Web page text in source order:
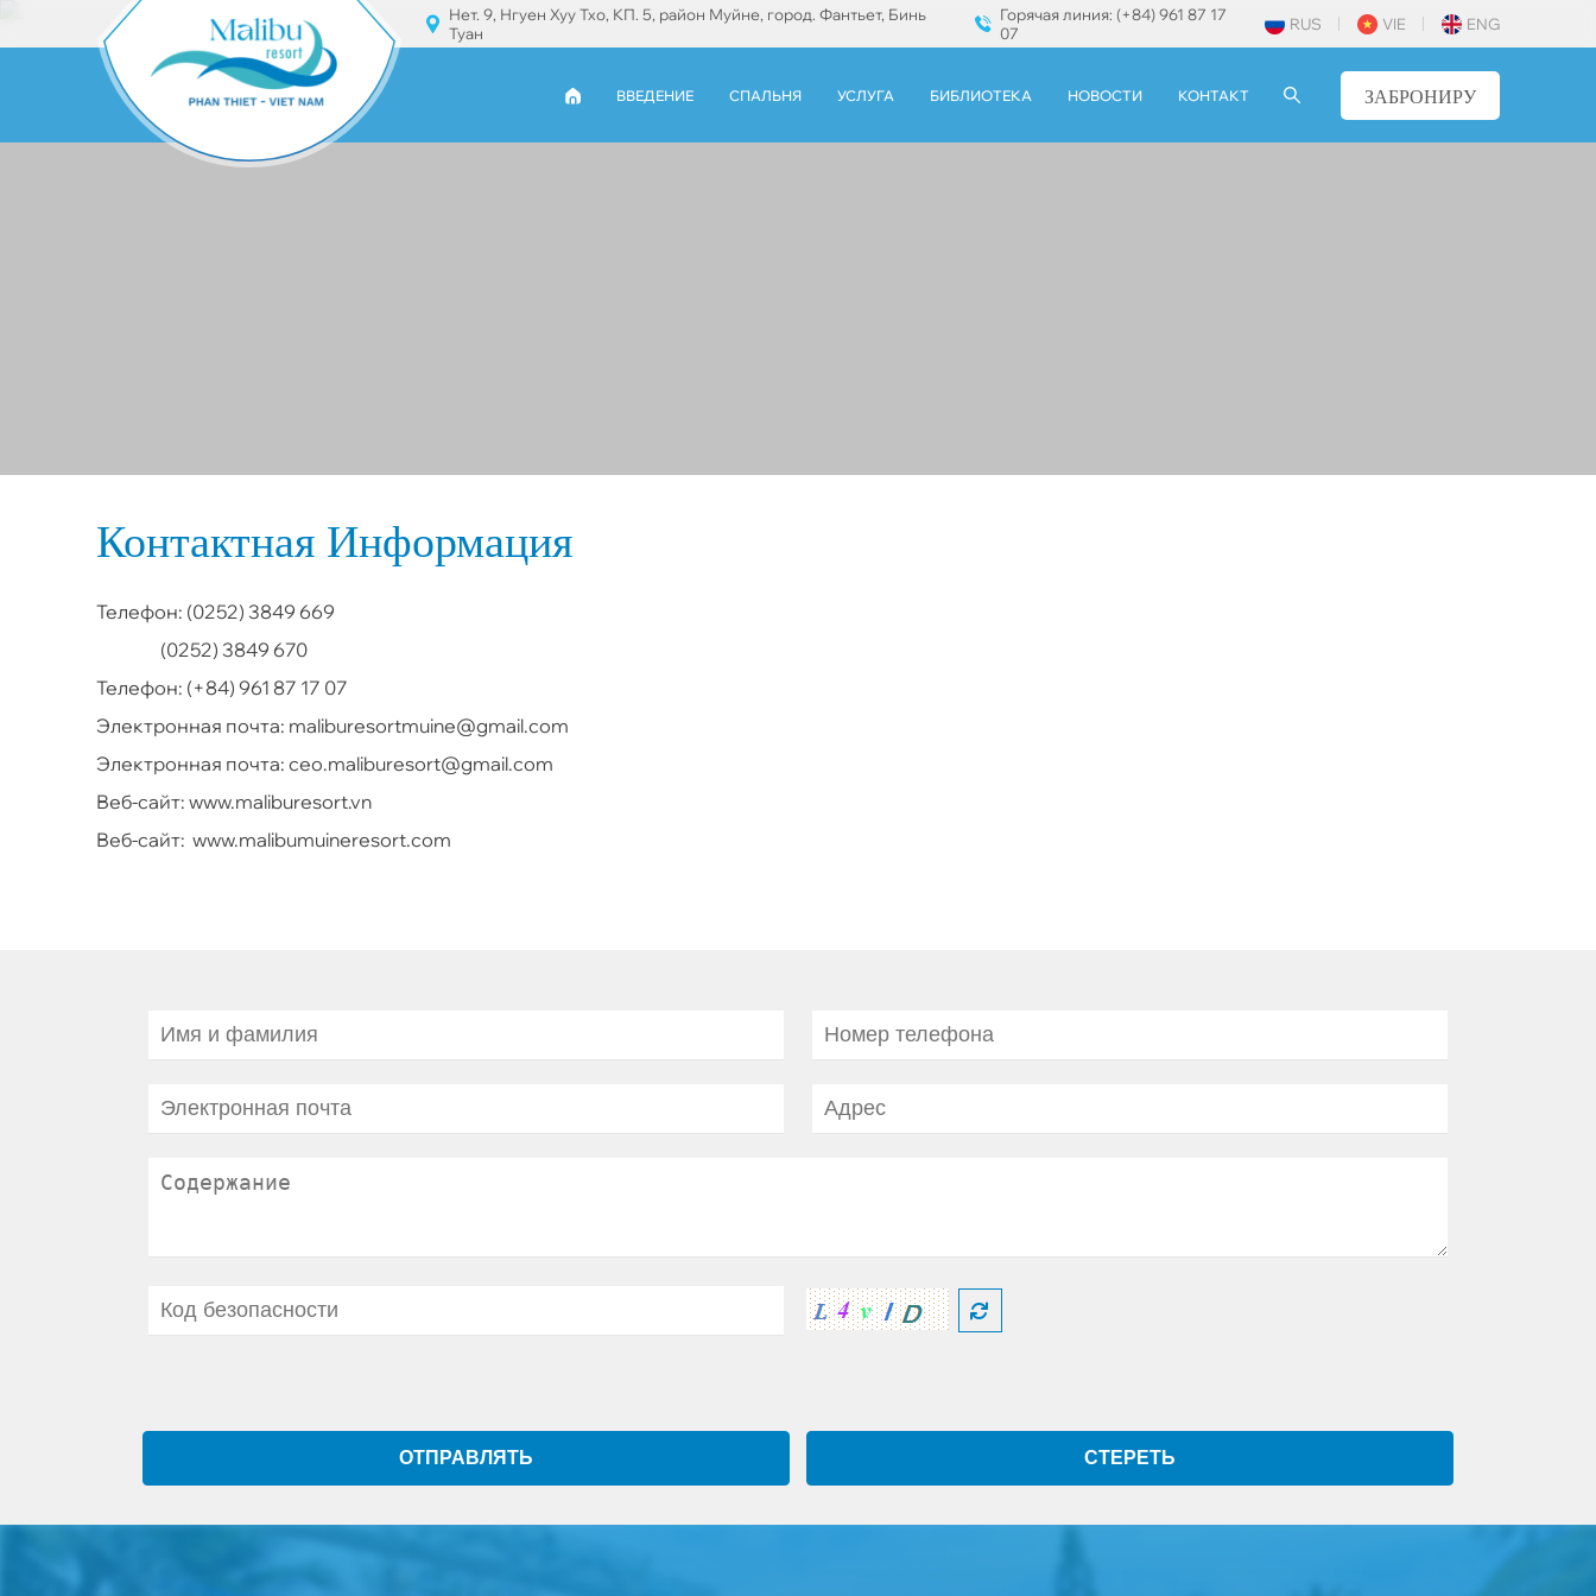
Нет. 9, Нгуен Хуу Тхо, КП. 5, район Муйне, город. Фантьет, Бинь
Туан
Горячая линия: (+84) 961 87 17
07
RUS VIE ENG
ВВЕДЕНИЕ СПАЛЬНЯ УСЛУГА БИБЛИОТЕКА НОВОСТИ КОНТАКТ ЗАБРОНИРУ
Контактная Информация
Телефон: (0252) 3849 669
(0252) 3849 670
Телефон: (+84) 961 87 17 07
Электронная почта: maliburesortmuine@gmail.com
Электронная почта: ceo.maliburesort@gmail.com
Веб-сайт: www.maliburesort.vn
Веб-сайт: www.malibumuineresort.com